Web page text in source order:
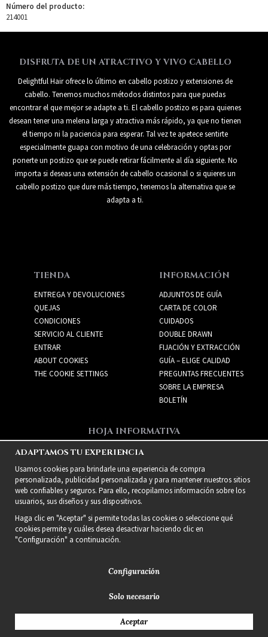
Número del producto:
214001
DISFRUTA DE UN ATRACTIVO Y VIVO CABELLO
Delightful Hair ofrece lo último en cabello postizo y extensiones de
cabello. Tenemos muchos métodos distintos para que puedas
encontrar el que mejor se adapte a ti. El cabello postizo es para quienes
desean tener una melena larga y atractiva más rápido, ya que no tienen
el tiempo ni la paciencia para esperar. Tal vez te apetece sentirte
especialmente guapa con motivo de una celebración y optas por
ponerte un postizo que se puede retirar fácilmente al día siguiente. No
importa si deseas una extensión de cabello ocasional o si quieres un
cabello postizo que dure más tiempo, tenemos la alternativa que se
adapta a ti.
TIENDA
ENTREGA Y DEVOLUCIONES
QUEJAS
CONDICIONES
SERVICIO AL CLIENTE
ENTRAR
ABOUT COOKIES
THE COOKIE SETTINGS
INFORMACIÓN
ADJUNTOS DE GUÍA
CARTA DE COLOR
CUIDADOS
DOUBLE DRAWN
FIJACIÓN Y EXTRACCIÓN
GUÍA – ELIGE CALIDAD
PREGUNTAS FRECUENTES
SOBRE LA EMPRESA
BOLETÍN
HOJA INFORMATIVA
Recibe las mejores ofertas
y nuevos productos!
ADAPTAMOS TU EXPERIENCIA
Usamos cookies para brindarle una experiencia de compra
personalizada, publicidad personalizada y para mantener nuestros sitios
web confiables y seguros. Para ello, recopilamos información sobre los
usuarios, sus diseños y sus dispositivos.
Haga clic en "Aceptar" si permite todas las cookies o seleccione qué
cookies permite y cuáles desea desactivar haciendo clic en
"Configuración" a continuación.
Configuración
Solo necesario
Aceptar